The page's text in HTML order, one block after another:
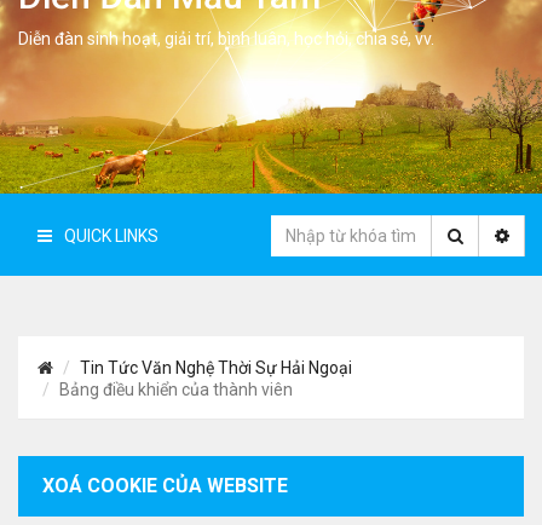
Diễn đàn sinh hoạt, giải trí, bình luân, học hỏi, chia sẻ, vv.
QUICK LINKS
Tin Tức Văn Nghệ Thời Sự Hải Ngoại
Bảng điều khiển của thành viên
XOÁ COOKIE CỦA WEBSITE